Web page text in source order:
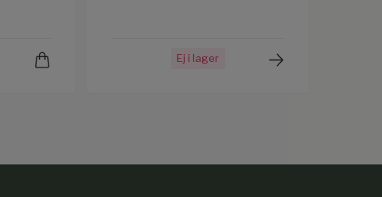
Ej i lager